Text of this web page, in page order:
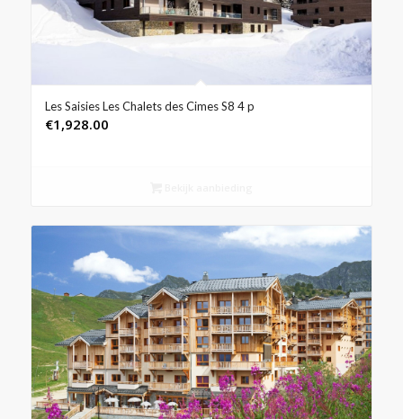
Les Saisies Les Chalets des Cimes S8 4 p
€1,928.00